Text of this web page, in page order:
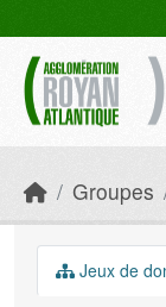
Groupes
Jeux de